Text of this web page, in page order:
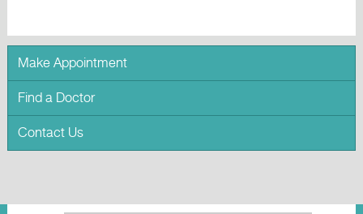
Make Appointment
Find a Doctor
Contact Us